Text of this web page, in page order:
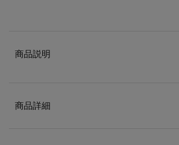
商品説明
商品詳細